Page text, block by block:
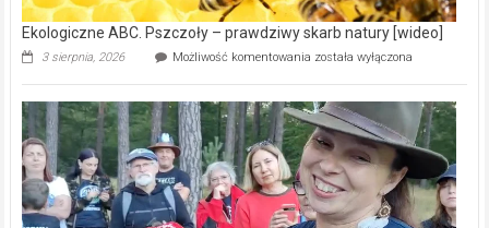
Ekologiczne ABC. Pszczoły – prawdziwy skarb natury [wideo]
3 sierpnia, 2026 Możliwość komentowania Ekologiczne
–
prawdziwy
skarb
natury
[wideo]
została wyłączona